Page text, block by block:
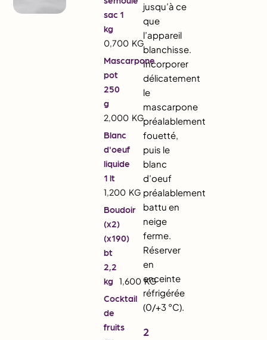
sac 1
kg
0,700 KG
Mascarpone
pot
250
g
2,000 KG
Blanc
d'oeuf
liquide
1 lt
1,200 KG
Boudoir
(x2)
(x190)
bt
2,2
kg
1,600 KG
Cocktail
de
fruits
jusqu’à ce
que
l’appareil
blanchisse.
Incorporer
délicatement
le
mascarpone
préalablement
fouetté,
puis le
blanc
d’oeuf
préalablement
battu en
neige
ferme.
Réserver
en
enceinte
réfrigérée
(0/+3 °C).
2